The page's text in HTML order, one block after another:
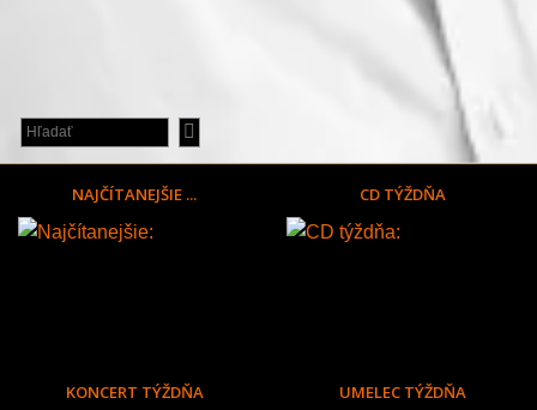
NAJČÍTANEJŠIE ... CD TÝŽDŇA
KONCERT TÝŽDŇA UMELEC TÝŽDŇA